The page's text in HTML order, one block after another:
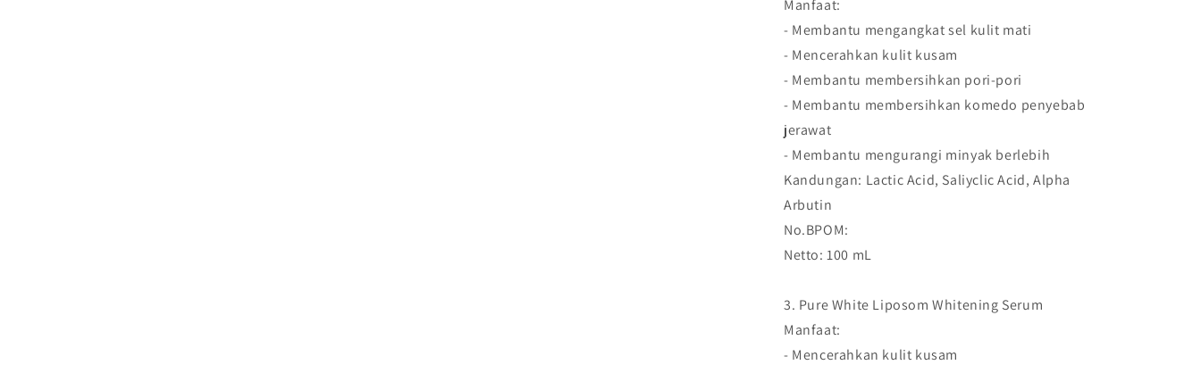
Manfaat:
- Membantu mengangkat sel kulit mati
- Mencerahkan kulit kusam
- Membantu membersihkan pori-pori
- Membantu membersihkan komedo penyebab
jerawat
- Membantu mengurangi minyak berlebih
Kandungan: Lactic Acid, Saliyclic Acid, Alpha
Arbutin
No.BPOM:
Netto: 100 mL
3. Pure White Liposom Whitening Serum
Manfaat:
- Mencerahkan kulit kusam